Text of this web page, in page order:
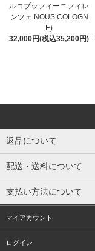
ルコブッフィーニフィレ
ンツェ NOUS COLOGN
E)
32,000円(税込35,200円)
返品について
配送・送料について
支払い方法について
マイアカウント
ログイン